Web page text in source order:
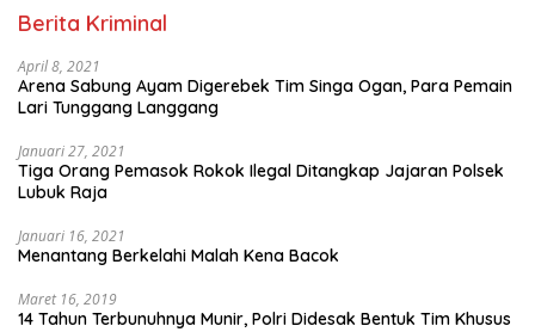
Berita Kriminal
April 8, 2021
Arena Sabung Ayam Digerebek Tim Singa Ogan, Para Pemain
Lari Tunggang Langgang
Januari 27, 2021
Tiga Orang Pemasok Rokok Ilegal Ditangkap Jajaran Polsek
Lubuk Raja
Januari 16, 2021
Menantang Berkelahi Malah Kena Bacok
Maret 16, 2019
14 Tahun Terbunuhnya Munir, Polri Didesak Bentuk Tim Khusus